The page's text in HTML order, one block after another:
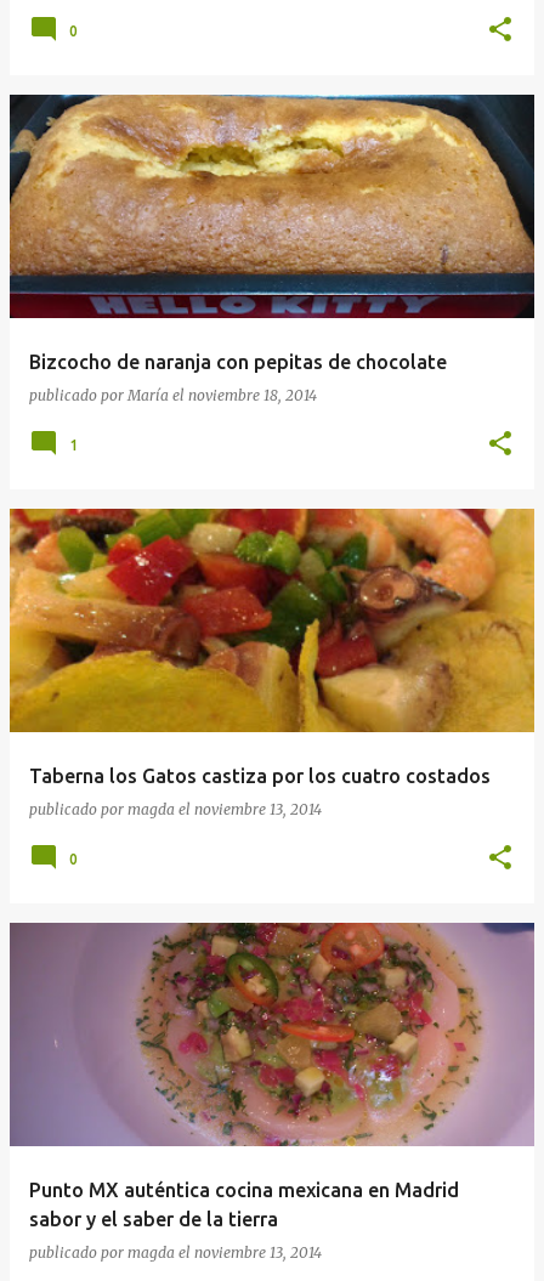
0
Bizcocho de naranja con pepitas de chocolate
publicado por María el noviembre 18, 2014
1
Taberna los Gatos castiza por los cuatro costados
publicado por magda el noviembre 13, 2014
0
Punto MX auténtica cocina mexicana en Madrid
sabor y el saber de la tierra
publicado por magda el noviembre 13, 2014